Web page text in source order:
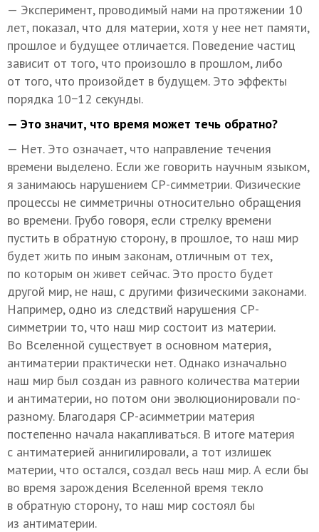
— Эксперимент, проводимый нами на протяжении 10
лет, показал, что для материи, хотя у нее нет памяти,
прошлое и будущее отличается. Поведение частиц
зависит от того, что произошло в прошлом, либо
от того, что произойдет в будущем. Это эффекты
порядка 10−12 секунды.
— Это значит, что время может течь обратно?
— Нет. Это означает, что направление течения
времени выделено. Если же говорить научным языком,
я занимаюсь нарушением СР-симметрии. Физические
процессы не симметричны относительно обращения
во времени. Грубо говоря, если стрелку времени
пустить в обратную сторону, в прошлое, то наш мир
будет жить по иным законам, отличным от тех,
по которым он живет сейчас. Это просто будет
другой мир, не наш, с другими физическими законами.
Например, одно из следствий нарушения СР-
симметрии то, что наш мир состоит из материи.
Во Вселенной существует в основном материя,
антиматерии практически нет. Однако изначально
наш мир был создан из равного количества материи
и антиматерии, но потом они эволюционировали по-
разному. Благодаря СР-асимметрии материя
постепенно начала накапливаться. В итоге материя
с антиматерией аннигилировали, а тот излишек
материи, что остался, создал весь наш мир. А если бы
во время зарождения Вселенной время текло
в обратную сторону, то наш мир состоял бы
из антиматерии.